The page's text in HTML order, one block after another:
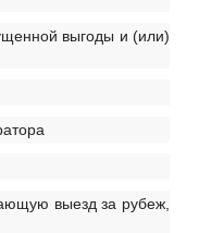
выгоды и (или)
выезд за рубеж,